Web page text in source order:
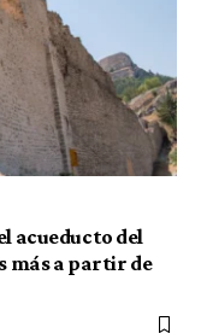
acueducto del
más a partir de